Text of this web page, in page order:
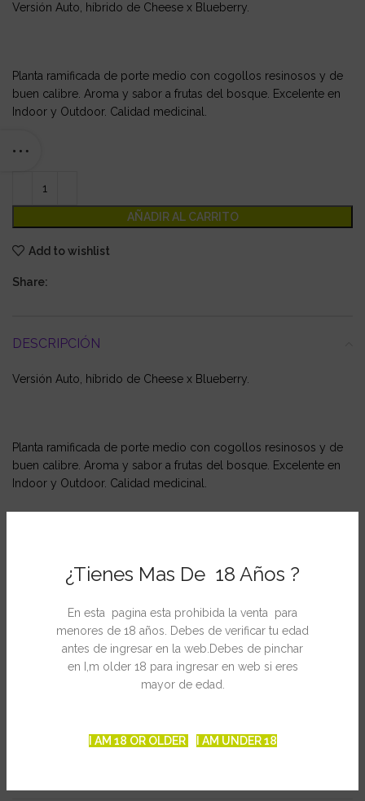
¿Tienes Mas De 18 Años ?
En esta pagina esta prohibida la venta para
menores de 18 años. Debes de verificar tu edad
antes de ingresar en la web.Debes de pinchar
en I,m older 18 para ingresar en web si eres
mayor de edad.
I AM 18 OR OLDER I AM UNDER 18
Versión Auto, híbrido de Cheese x Blueberry.
Planta ramificada de porte medio con cogollos resinosos y de
buen calibre. Aroma y sabor a frutas del bosque. Excelente en
Indoor y Outdoor. Calidad medicinal.
AÑADIR AL CARRITO
Add to wishlist
Share:
DESCRIPCIÓN
Versión Auto, híbrido de Cheese x Blueberry.
Planta ramificada de porte medio con cogollos resinosos y de
buen calibre. Aroma y sabor a frutas del bosque. Excelente en
Indoor y Outdoor. Calidad medicinal.
– Cosecha desde semilla: 70 días.
– Altura: 50 – 90 cm.